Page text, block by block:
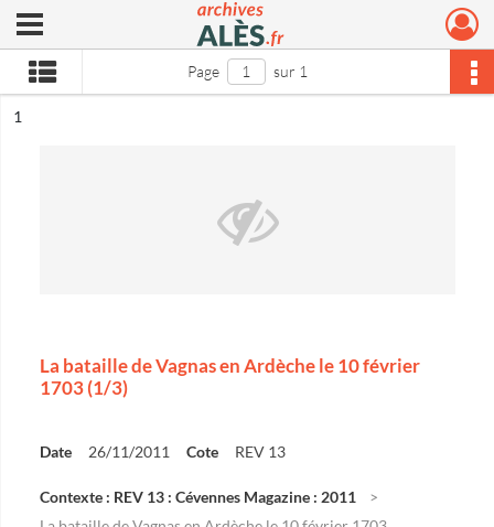
Archives municipales d'Alès
Ouvrir le menu déroulant
Page sur 1
n°
1
La bataille de Vagnas en Ardèche le 10 février
1703 (1/3)
Date 26/11/2011 Cote REV 13
Contexte : REV 13 : Cévennes Magazine : 2011